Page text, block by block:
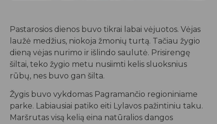
Pastarosios dienos buvo tikrai labai vėjuotos. Vėjas
laužė medžius, niokoja žmonių turtą. Tačiau žygio
dieną vėjas nurimo ir išlindo saulutė. Prisirengę
šiltai, teko žygio metu nusiimti kelis sluoksnius
rūbų, nes buvo gan šilta.
Žygis buvo vykdomas Pagramančio regioniniame
parke. Labiausiai patiko eiti Lylavos pažintiniu taku.
Maršrutas visą kelią eina natūralios dangos